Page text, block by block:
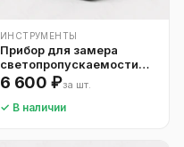
ИНСТРУМЕНТЫ
Прибор для замера
светопропускаемости
тонировки
6 600 ₽за шт.
✓ В наличии